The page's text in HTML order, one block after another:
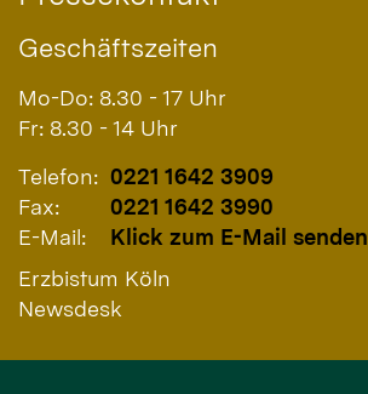
Geschäftszeiten
Mo-Do: 8.30 - 17 Uhr
Fr: 8.30 - 14 Uhr
Telefon: 0221 1642 3909
Fax:
0221 1642 3990
E-Mail:
Klick zum E-Mail senden
Erzbistum Köln
Newsdesk